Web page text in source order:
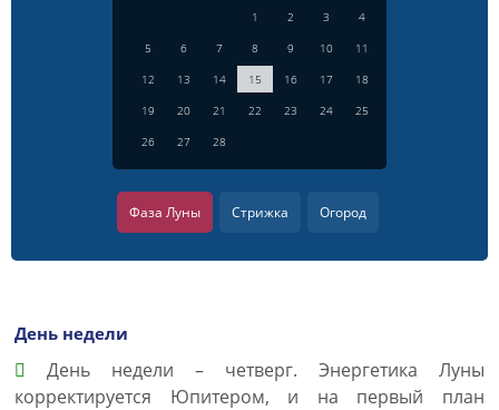
1 2 3
4
5
6 7 8 9 10
11
12
13 14 15 16 17
18
19
20 21 22 23 24
25
26
27 28
Фаза Луны Стрижка Огород
День недели
День недели – четверг. Энергетика Луны
корректируется Юпитером, и на первый план